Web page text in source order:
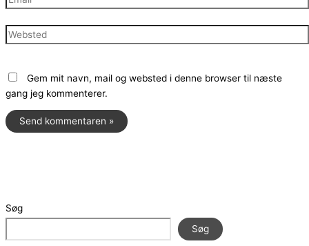
Websted
Gem mit navn, mail og websted i denne browser til næste
gang jeg kommenterer.
Søg
Søg